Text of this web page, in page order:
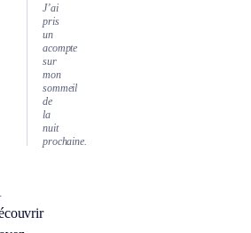
J’ai
pris
un
acompte
sur
mon
sommeil
de
la
nuit
prochaine.